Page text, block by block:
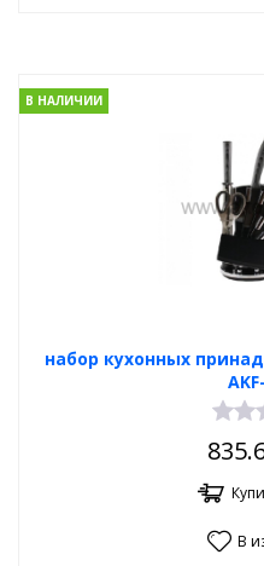
набор кухонных
В НАЛИЧИИ
В